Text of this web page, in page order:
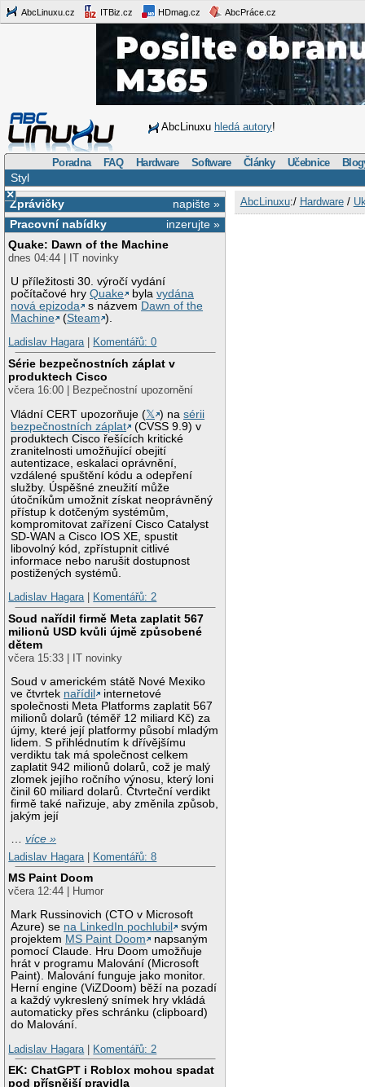
AbcLinuxu.cz ITBiz.cz HDmag.cz AbcPráce.cz
AbcLinuxu hledá autory!
Poradna FAQ Hardware Software Články Učebnice
Styl
×
napište »
Zprávičky
inzerujte »
Pracovní nabídky
Quake: Dawn of the Machine
dnes 04:44 | IT novinky
U příležitosti 30. výročí vydání
počítačové hryQuake bylavydána
nová epizoda
s názvem Dawn of the
Machine
(Steam ).
Ladislav Hagara| Komentářů: 0
Série bezpečnostních záplat v
produktech Cisco
včera 16:00 | Bezpečnostní upozornění
Vládní CERT upozorňuje (𝕏 ) nasérii
bezpečnostních záplat
(CVSS 9.9) v
produktech Cisco řešících kritické
zranitelnosti umožňující obejití
autentizace, eskalaci oprávnění,
vzdálené spuštění kódu a odepření
služby. Úspěšné zneužití může
útočníkům umožnit získat neoprávněný
přístup k dotčeným systémům,
kompromitovat zařízení Cisco Catalyst
SD-WAN a Cisco IOS XE, spustit
libovolný kód, zpřístupnit citlivé
informace nebo narušit dostupnost
postižených systémů.
Ladislav Hagara| Komentářů: 2
Soud nařídil firmě Meta zaplatit 567
milionů USD kvůli újmě způsobené
dětem
včera 15:33 | IT novinky
Soud v americkém státě Nové Mexiko
ve čtvrtek nařídil
internetové
společnosti Meta Platforms zaplatit 567
milionů dolarů (téměř 12 miliard Kč) za
újmy, které její platformy působí mladým
lidem. S přihlédnutím k dřívějšímu
verdiktu tak má společnost celkem
zaplatit 942 milionů dolarů, což je malý
zlomek jejího ročního výnosu, který loni
činil 60 miliard dolarů. Čtvrteční verdikt
firmě také nařizuje, aby změnila způsob,
jakým její
…více »
Ladislav Hagara
Komentářů: 8
MS Paint Doom
včera 12:44 | Humor
Mark Russinovich (CTO v Microsoft
Azure) se na LinkedIn pochlubil
svým
projektem MS Paint Doom
napsaným
pomocí Claude. Hru Doom umožňuje
hrát v programu Malování (Microsoft
Paint). Malování funguje jako monitor.
Herní engine (ViZDoom) běží na pozadí
a každý vykreslený snímek hry vkládá
automaticky přes schránku (clipboard)
do Malování.
Ladislav Hagara
Komentářů: 2
EK: ChatGPT i Roblox mohou spadat
pod přísnější pravidla
AbcLinuxu:/ Hardware/